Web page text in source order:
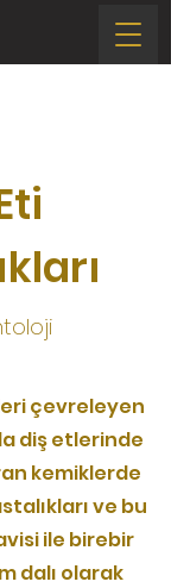
çevreleyen
diş etlerinde
kemiklerde
ve bu
ile birebir
dalı olarak